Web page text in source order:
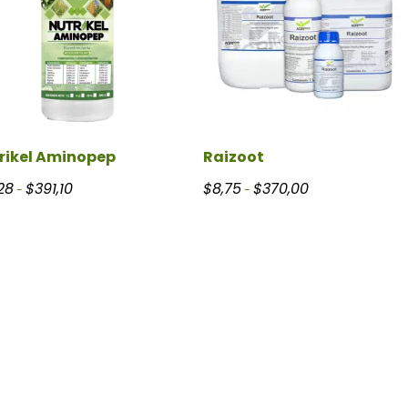
Aminopep
- $391,10Rango de precios: desde $10,28 hasta $391,10
Raizoot
$8,75- $370,00Rango de